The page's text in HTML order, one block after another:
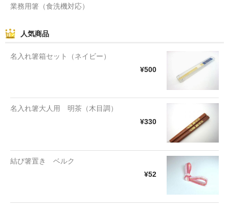
業務用箸（食洗機対応）
人気商品
名入れ箸箱セット（ネイビー）
¥500
名入れ箸大人用 明茶（木目調）
¥330
結び箸置き ベルク
¥52